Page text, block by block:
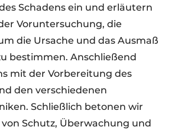
Schadens ein und erläutern
Voruntersuchung, die
die Ursache und das Ausmaß
bestimmen. Anschließend
mit der Vorbereitung des
den verschiedenen
Schließlich betonen wir
Schutz, Überwachung und